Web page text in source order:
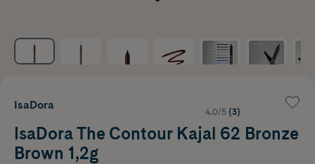
IsaDora
4.0/5 (3)
IsaDora The Contour Kajal 62 Bronze
Brown 1,2g